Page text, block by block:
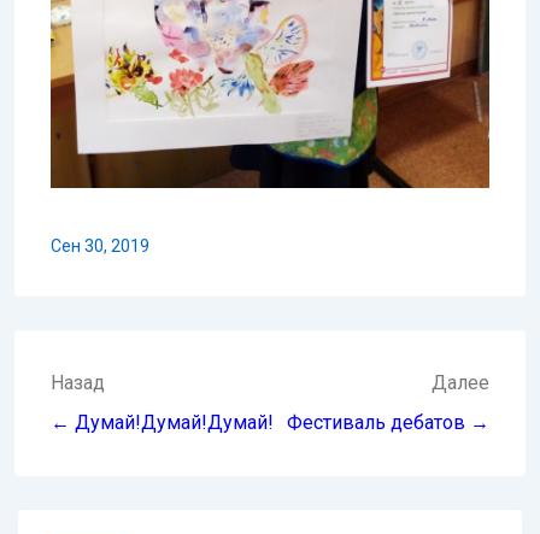
Сен 30, 2019
Навигация
по
Назад
← Думай!Думай!Думай!
Далее
Фестиваль дебатов →